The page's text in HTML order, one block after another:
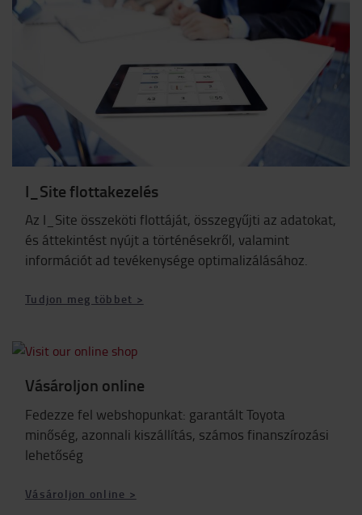
I_Site flottakezelés
Az I_Site összeköti flottáját, összegyűjti az adatokat,
és áttekintést nyújt a történésekről, valamint
információt ad tevékenysége optimalizálásához.
Tudjon meg többet >
Vásároljon online
Fedezze fel webshopunkat: garantált Toyota
minőség, azonnali kiszállítás, számos finanszírozási
lehetőség
Vásároljon online >